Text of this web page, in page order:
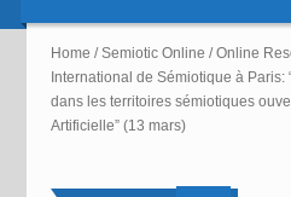
Home /Semiotic Online /Online
International de Sémiotique à
dans les territoires sémiotiques
Artificielle” (13 mars)